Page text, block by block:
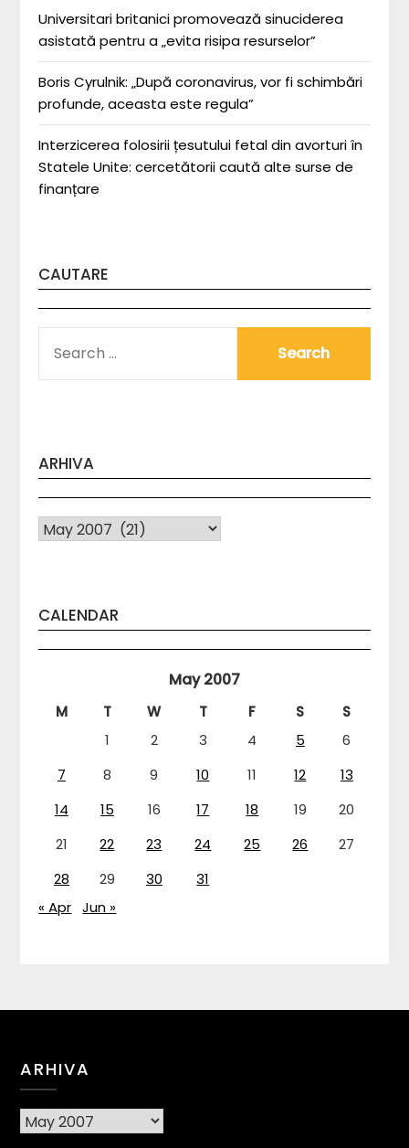
Universitari britanici promovează sinuciderea
asistată pentru a „evita risipa resurselor”
Boris Cyrulnik: „După coronavirus, vor fi schimbări
profunde, aceasta este regula”
Interzicerea folosirii țesutului fetal din avorturi în
Statele Unite: cercetătorii caută alte surse de
finanțare
CAUTARE
FOR:
ARHIVA
Arhiva
CALENDAR
May 2007
M T W T F S
S
1
2 3 4 5
6
7
8 9 10 11 12
13
14
15 16 17 18 19
20
21
22 23 24 25 26
27
28
29 30
31
« Apr Jun »
ARHIVA
Arhiva